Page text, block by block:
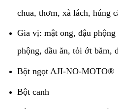
chua, thơm, xà lách, húng
Gia vị: mật ong, đậu
phộng, dầu ăn, tỏi ớt băm,
Bột ngọt AJI-NO-MOTO®
Bột canh